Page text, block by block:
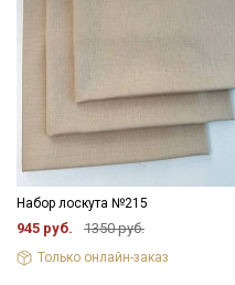
Набор лоскута №215
945 руб. 1350 руб.
Только онлайн-заказ